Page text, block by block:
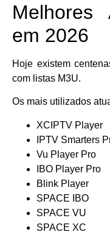
Melhores
em 2026
Hoje existem
com listas M3U.
Os mais utilizados
XCIPTV Player
IPTV Smarters
Vu Player Pro
IBO Player Pro
Blink Player
SPACE IBO
SPACE VU
SPACE XC